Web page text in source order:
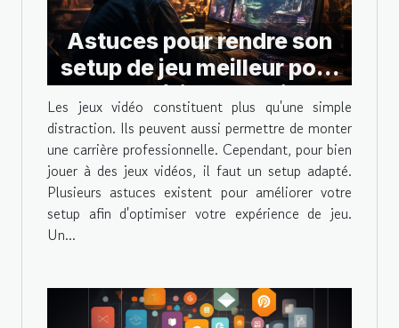
Astuces pour rendre son
setup de jeu meilleur pour
une expérience optimal
Les jeux vidéo constituent plus qu'une simple
distraction. Ils peuvent aussi permettre de monter
une carrière professionnelle. Cependant, pour bien
jouer à des jeux vidéos, il faut un setup adapté.
Plusieurs astuces existent pour améliorer votre
setup afin d'optimiser votre expérience de jeu.
Un...